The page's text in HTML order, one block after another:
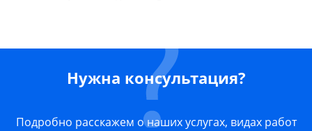
Нужна консультация?
Подробно расскажем о наших услугах, видах работ